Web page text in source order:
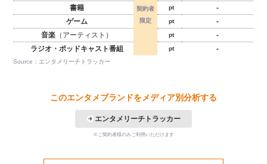
書籍
pt
-
ゲーム
pt
-
音楽（アーティスト） pt
-
ラジオ・ポッドキャスト番組
pt -
Source：エンタメリーチトラッカー
このエンタメブランドをメディア別分析する
エンタメリーチトラッカー
※ご契約者様のみご利用いただけます